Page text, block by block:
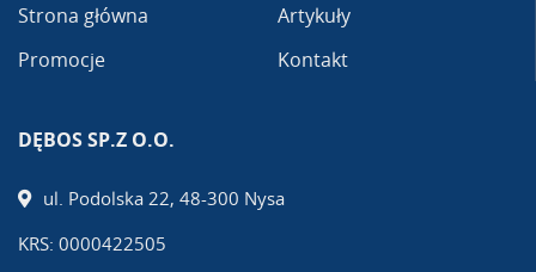
Strona główna
Promocje
Artykuły
Kontakt
DĘBOS SP.Z O.O.
ul. Podolska 22, 48-300 Nysa
KRS: 0000422505